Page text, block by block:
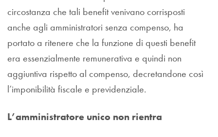
circostanza che tali benefit venivano corrisposti
anche agli amministratori senza compenso, ha
portato a ritenere che la funzione di questi benefit
era essenzialmente remunerativa e quindi non
aggiuntiva rispetto al compenso, decretandone così
l’imponibilità fiscale e previdenziale.
L’amministratore unico non rientra